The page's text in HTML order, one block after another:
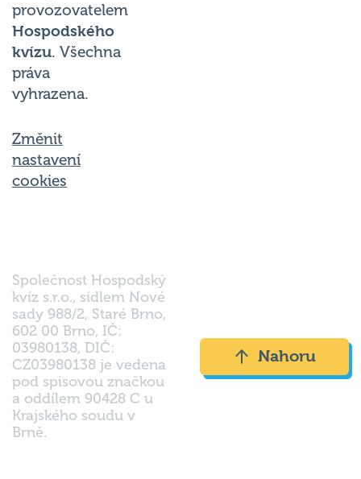
provozovatelem
Hospodského
kvízu. Všechna
práva
vyhrazena.
Změnit
nastavení
cookies
Společnost Hospodský
kvíz s.r.o., sídlem Nové
sady 988/2, Staré Brno,
602 00 Brno, IČ:
03980138, DIČ:
CZ03980138 je vedena
pod spisovou značkou
a oddílem 90428 C u
Krajského soudu v
Brně.
Nahoru